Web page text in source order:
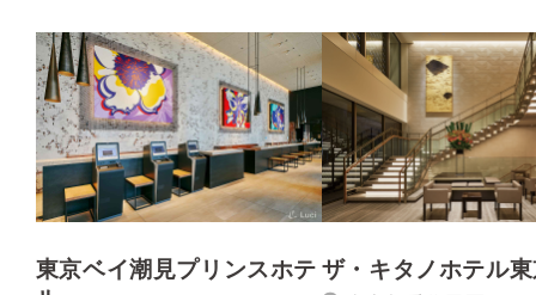
東京ベイ潮見プリンスホテ ザ・キタノホテル